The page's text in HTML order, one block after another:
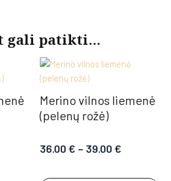
gali patikti…
Merino vilnos liemenė
(pelenų rožė)
36.00€ – 39.00€